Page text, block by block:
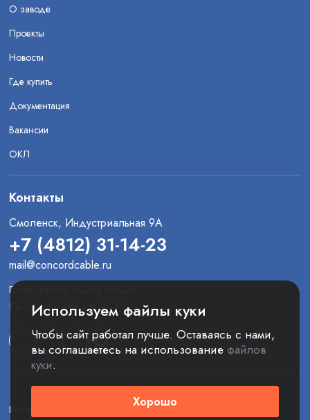
О заводе
Проекты
Новости
Где купить
Документация
Вакансии
ОКЛ
Контакты
Смоленск, Индустриальная 9А
+7 (4812) 31-14-23
mail@concordcable.ru
График работы отдела продаж
Пн-Пт: с 8:00 до 16:30
Все права защищены. © 2025 ООО «Конкорд»
Используем файлы куки
Чтобы сайт работал лучше. Оставаясь с нами,
вы соглашаетесь на использование файлов
куки.
Хорошо